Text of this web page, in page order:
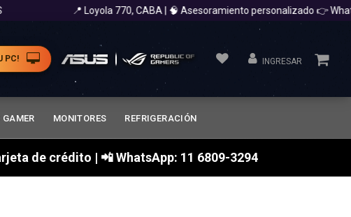
📍 Loyola 770, CABA | 🧠 Asesoramiento personalizado 👉
PC! INGRESAR
GAMER MONITORES REFRIGERACIÓN
de crédito | 📲 WhatsApp: 11 6809-3294